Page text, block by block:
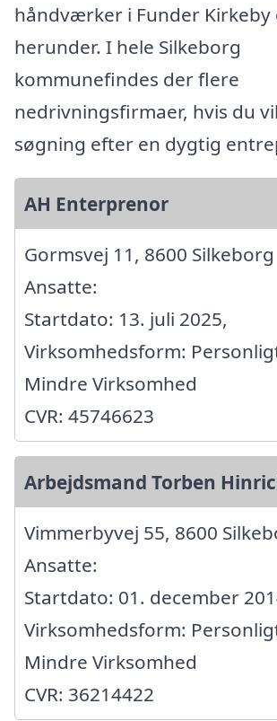
håndværker i Funder Kirkeby
herunder. I hele Silkeborg
kommunefindes der flere
nedrivningsfirmaer, hvis du
søgning efter en dygtig
AH Enterprenor
Gormsvej 11, 8600 Silkeborg
Ansatte:
Startdato: 13. juli 2025,
Virksomhedsform:
Mindre Virksomhed
CVR: 45746623
Arbejdsmand Torben
Vimmerbyvej 55, 8600
Ansatte:
Startdato: 01. december
Virksomhedsform:
Mindre Virksomhed
CVR: 36214422